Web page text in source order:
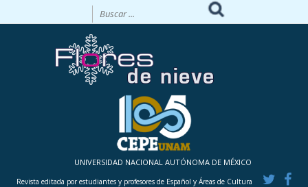
UNIVERSIDAD NACIONAL AUTÓNOMA DE MÉXICO
Revista editada por estudiantes y profesores de Español y Áreas de Cultura